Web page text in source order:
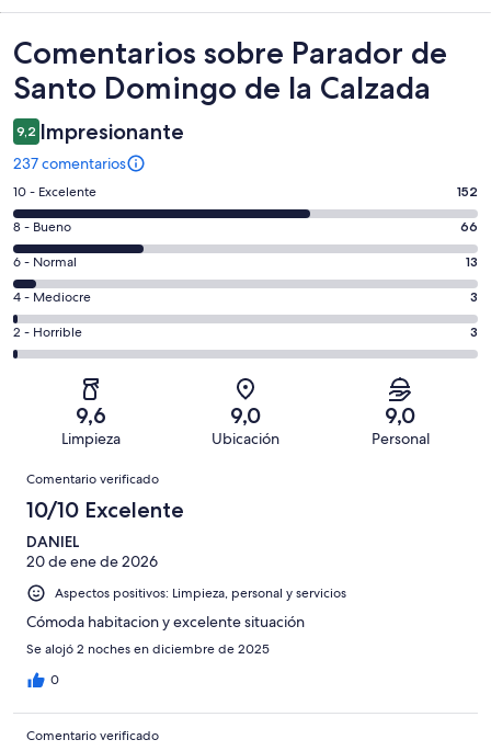
Comentarios
Comentarios sobre Parador de
Santo Domingo de la Calzada
9,2 Impresionante
237 comentarios
152
comentarios
de
un
total
de
237
con
puntuación
10 - Excelente 152
66
comentarios
de
un
total
de
puntuación
8 - Bueno 66
13
comentarios
de
un
total
puntuación
Normal
6 - Normal 13
3
comentarios
de
una
puntuación
Mediocre
4 - Mediocre 3
3
comentarios
237
una
puntuación
de
Horrible
2 - Horrible 3
9,6
Limpieza
9,0
Ubicación
9,0
Personal
Comentarios
Comentario verificado
10/10 Excelente
DANIEL
20 de ene de 2026
Aspectos positivos: Limpieza, personal y servicios
Cómoda habitacion y excelente situación
Se alojó 2 noches en diciembre de 2025
0
Comentario verificado